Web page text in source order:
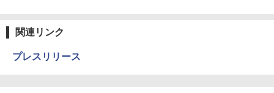
関連リンク
プレスリリース